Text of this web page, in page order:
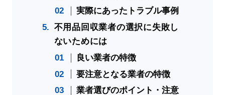
実際にあったトラブル事例
不用品回収業者の選択に失敗し
ないためには
良い業者の特徴
要注意となる業者の特徴
業者選びのポイント・注意